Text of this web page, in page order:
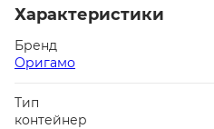
Характеристики
Бренд
Оригамо
Тип
контейнер